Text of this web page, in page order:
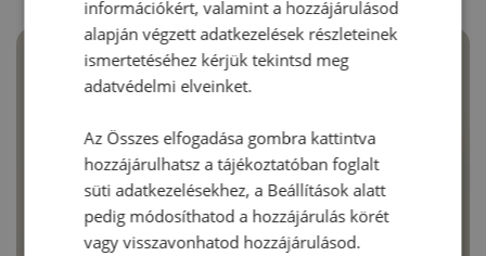
információkért, valamint a hozzájárulásod
alapján végzett adatkezelések részleteinek
ismertetéséhez kérjük tekintsd meg
adatvédelmi elveinket.
Az Összes elfogadása gombra kattintva
hozzájárulhatsz a tájékoztatóban foglalt
süti adatkezelésekhez, a Beállítások alatt
pedig módosíthatod a hozzájárulás körét
vagy visszavonhatod hozzájárulásod.